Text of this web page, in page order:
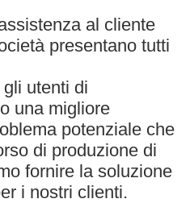
al cliente
presentano tutti
utenti di
una migliore
potenziale che
di produzione di
fornire la soluzione
i nostri clienti.